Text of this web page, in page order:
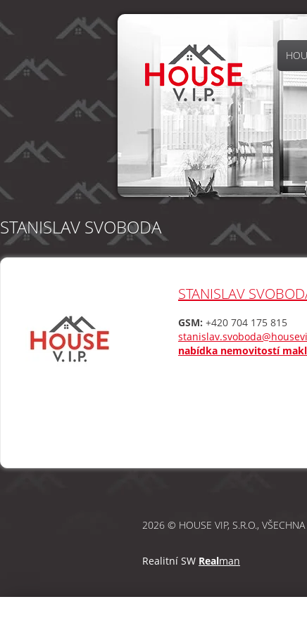
STANISLAV SVOBODA
STANISLAV
GSM: +420 704 175 815
nabídka nemovitostí
2026 © HOUSE VIP, S.R.O., VŠECHNA
Realitní SW Realman